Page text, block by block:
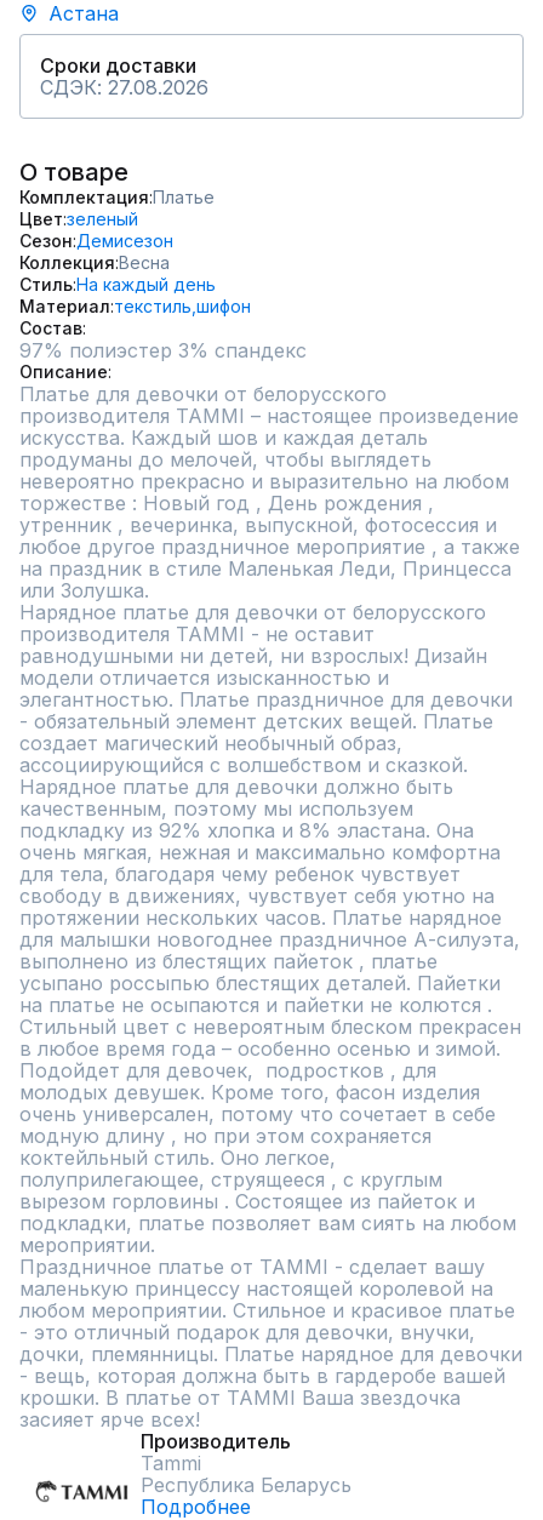
Астана
Сроки доставки
СДЭК: 27.08.2026
О товаре
Комплектация Платье
Цвет зеленый
Сезон Демисезон
Коллекция Весна
СтильНа каждый день
Материал текстиль, шифон
Состав
97% полиэстер 3% спандекс
Описание
Платье для девочки от белорусского
производителя TAMMI – настоящее произведение
искусства. Каждый шов и каждая деталь
продуманы до мелочей, чтобы выглядеть
невероятно прекрасно и выразительно на любом
торжестве : Новый год , День рождения ,
утренник , вечеринка, выпускной, фотосессия и
любое другое праздничное мероприятие , а также
на праздник в стиле Маленькая Леди, Принцесса
или Золушка.
Нарядное платье для девочки от белорусского
производителя TAMMI - не оставит
равнодушными ни детей, ни взрослых! Дизайн
модели отличается изысканностью и
элегантностью. Платье праздничное для девочки
- обязательный элемент детских вещей. Платье
создает магический необычный образ,
ассоциирующийся с волшебством и сказкой.
Нарядное платье для девочки должно быть
качественным, поэтому мы используем
подкладку из 92% хлопка и 8% эластана. Она
очень мягкая, нежная и максимально комфортна
для тела, благодаря чему ребенок чувствует
свободу в движениях, чувствует себя уютно на
протяжении нескольких часов. Платье нарядное
для малышки новогоднее праздничное А-силуэта,
выполнено из блестящих пайеток , платье
усыпано россыпью блестящих деталей. Пайетки
на платье не осыпаются и пайетки не колются .
Стильный цвет с невероятным блеском прекрасен
в любое время года – особенно осенью и зимой.
Подойдет для девочек,  подростков , для
молодых девушек. Кроме того, фасон изделия
очень универсален, потому что сочетает в себе
модную длину , но при этом сохраняется
коктейльный стиль. Оно легкое,
полуприлегающее, струящееся , с круглым
вырезом горловины . Состоящее из пайеток и
подкладки, платье позволяет вам сиять на любом
мероприятии.
Праздничное платье от TAMMI - сделает вашу
маленькую принцессу настоящей королевой на
любом мероприятии. Стильное и красивое платье
- это отличный подарок для девочки, внучки,
дочки, племянницы. Платье нарядное для девочки
- вещь, которая должна быть в гардеробе вашей
крошки. В платье от TAMMI Ваша звездочка
засияет ярче всех!
Производитель
Tammi
Республика Беларусь
Подробнее